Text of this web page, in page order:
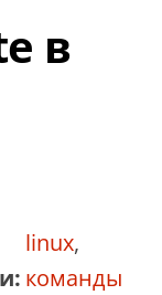
в
linux,
команды